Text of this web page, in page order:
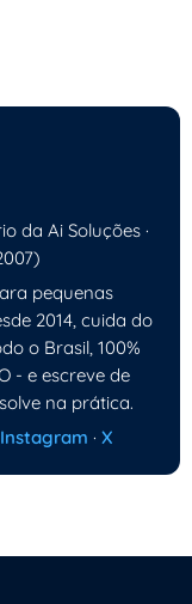
da Ai Soluções ·
pequenas
2014, cuida do
o Brasil, 100%
- e escreve de
na prática.
Instagram · X